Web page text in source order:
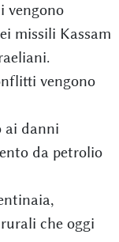
vengono
missili Kassam
vengono
ai danni
da petrolio
che oggi